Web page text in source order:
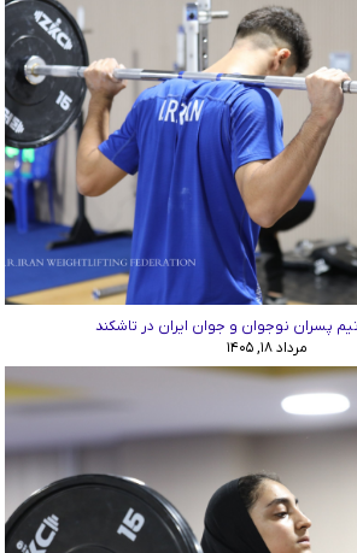
پسران نوجوان و جوان ایران در تاشکند
مرداد ۱۸, ۱۴۰۵